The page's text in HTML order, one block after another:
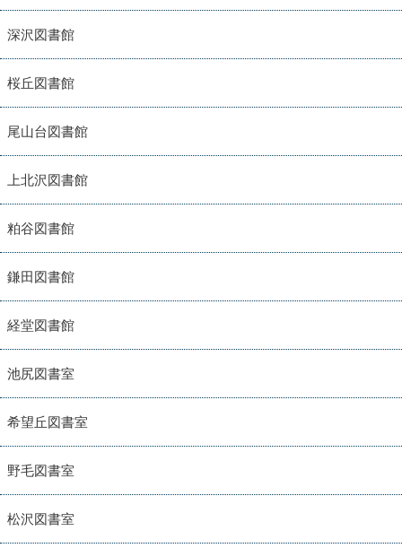
深沢図書館
桜丘図書館
尾山台図書館
上北沢図書館
粕谷図書館
鎌田図書館
経堂図書館
池尻図書室
希望丘図書室
野毛図書室
松沢図書室